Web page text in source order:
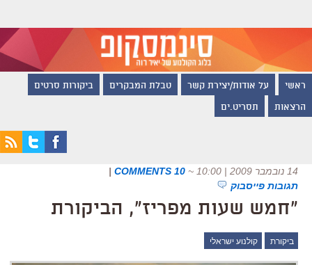
ראשי על אודות/יצירת קשר טבלת המבקרים ביקורות סרטים
הרצאות תסריט.ים
14 נובמבר 2009 | 10:00 ~
10 COMMENTS
|
תגובות פייסבוק
"חמש שעות מפריז", הביקורת
ביקורת קולנוע ישראלי